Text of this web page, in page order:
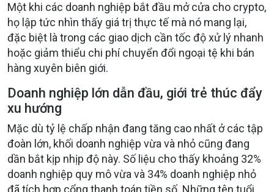
Một khi các doanh nghiệp bắt đầu mở cửa cho crypto,
họ lập tức nhìn thấy giá trị thực tế mà nó mang lại,
đặc biệt là trong các giao dịch cần tốc độ xử lý nhanh
hoặc giảm thiểu chi phí chuyển đổi ngoại tệ khi bán
hàng xuyên biên giới.
Doanh nghiệp lớn dẫn đầu, giới trẻ thúc đẩy
xu hướng
Mặc dù tỷ lệ chấp nhận đang tăng cao nhất ở các tập
đoàn lớn, khối doanh nghiệp vừa và nhỏ cũng đang
dần bắt kịp nhịp độ này. Số liệu cho thấy khoảng 32%
doanh nghiệp quy mô vừa và 34% doanh nghiệp nhỏ
đã tích hợp cổng thanh toán tiền số. Những tên tuổi